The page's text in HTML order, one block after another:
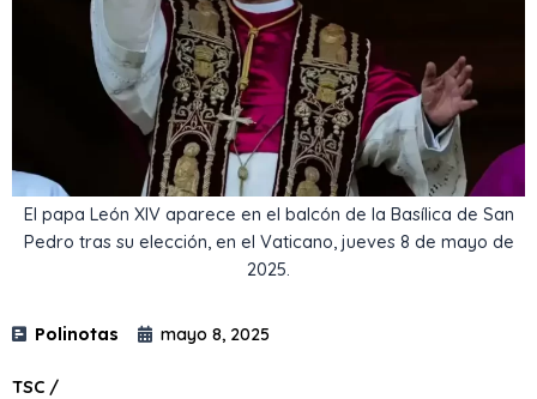
El papa León XIV aparece en el balcón de la Basílica de San
Pedro tras su elección, en el Vaticano, jueves 8 de mayo de
2025.
Polinotas mayo 8, 2025
TSC /